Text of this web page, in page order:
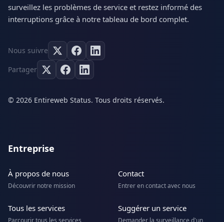
surveillez les problèmes de service et restez informé des
interruptions grâce à notre tableau de bord complet.
Nous suivre
Partager
© 2026 Entireweb Status. Tous droits réservés.
Entreprise
À propos de nous
Découvrir notre mission
Contact
Entrer en contact avec nous
Tous les services Suggérer un service